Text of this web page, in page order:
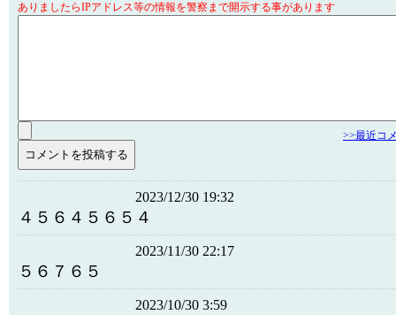
ありましたらIPアドレス等の情報を警察まで開示する事があります
>>最近コ
2023/12/30 19:32
４５６４５６５４
2023/11/30 22:17
５６７６５
2023/10/30 3:59